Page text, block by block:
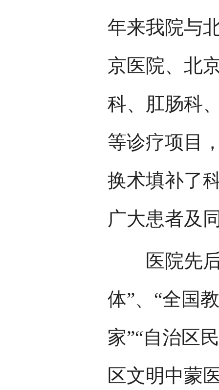
年来我院与
京医院、北
科、肛肠科
等诊疗项目
换术填补了
广大患者及
医院先后
体”、“全国
家”“自治区
区文明中蒙